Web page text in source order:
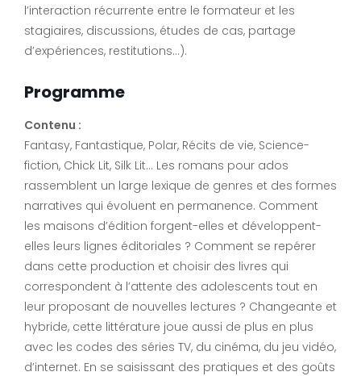
l’interaction récurrente entre le formateur et les
stagiaires, discussions, études de cas, partage
d’expériences, restitutions…).
Programme
Contenu :
Fantasy, Fantastique, Polar, Récits de vie, Science-
fiction, Chick Lit, Silk Lit… Les romans pour ados
rassemblent un large lexique de genres et des formes
narratives qui évoluent en permanence. Comment
les maisons d’édition forgent-elles et développent-
elles leurs lignes éditoriales ? Comment se repérer
dans cette production et choisir des livres qui
correspondent à l’attente des adolescents tout en
leur proposant de nouvelles lectures ? Changeante et
hybride, cette littérature joue aussi de plus en plus
avec les codes des séries TV, du cinéma, du jeu vidéo,
d’internet. En se saisissant des pratiques et des goûts